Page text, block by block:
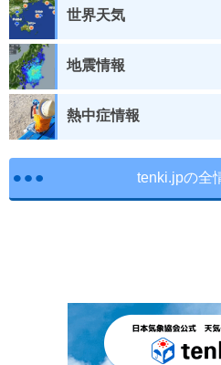
世界天気
地震情報
熱中症情報
tenki.jpの全